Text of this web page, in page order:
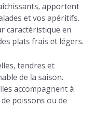
apportent
et vos apéritifs.
caractéristique en
plats frais et légers.
tendres et
de la saison.
accompagnent à
poissons ou de